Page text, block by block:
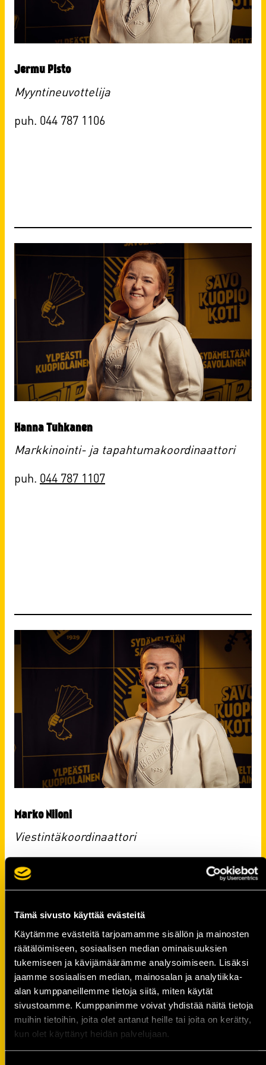
Tämä sivusto käyttää evästeitä
Käytämme evästeitä tarjoamamme sisällön ja mainosten
räätälöimiseen, sosiaalisen median ominaisuuksien
tukemiseen ja kävijämäärämme analysoimiseen. Lisäksi
jaamme sosiaalisen median, mainosalan ja analytiikka-
alan kumppaneillemme tietoja siitä, miten käytät
sivustoamme. Kumppanimme voivat yhdistää näitä tietoja
muihin tietoihin, joita olet antanut heille tai joita on kerätty,
kun olet käyttänyt heidän palvelujaan.
Jermu Pisto
Myyntineuvottelija
puh. 044 787 1106​​​​​​​
Hanna Tuhkanen
Markkinointi- ja tapahtumakoordinaattori
puh. 044 787 1107
Marko Niloni
Viestintäkoordinaattori
puh. 044 787 1126